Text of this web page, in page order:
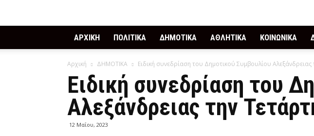
ΑΡΧΙΚΗ ΠΟΛΙΤΙΚΑ ΔΗΜΟΤΙΚΑ ΑΘΛΗΤΙΚΑ ΚΟΙΝΩΝΙΚΑ
Αρχική ΔΗΜΟΤΙΚΑ Ειδική συνεδρίαση του Δημοτικού Συμβουλίου
Ειδική συνεδρίαση του
Αλεξάνδρειας την
12 Μαΐου, 2023